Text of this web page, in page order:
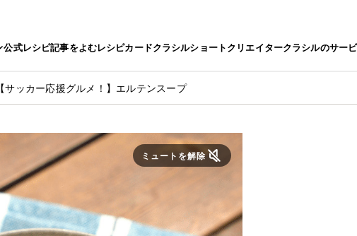
公式レシピ記事をよむレシピカードクラシルショートクリエイタークラシルのサー
【サッカー応援グルメ！】エルテンスープ
ミュートを解除